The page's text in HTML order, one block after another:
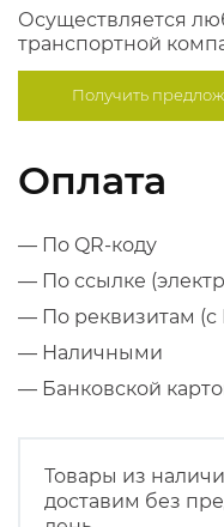
Осуществляется
транспортной
Получить
Оплата
— По QR-коду
— По ссылке
— По реквизитам (с
— Наличными
— Банковской
Товары из
доставим без